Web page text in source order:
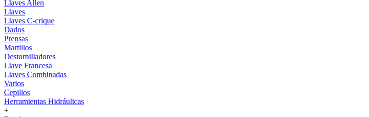
Llaves Allen
Llaves
Llaves C-crique
Dados
Prensas
Martillos
Destornilladores
Llave Francesa
Llaves Combinadas
Varios
Cepillos
Herramientas Hidráulicas
+